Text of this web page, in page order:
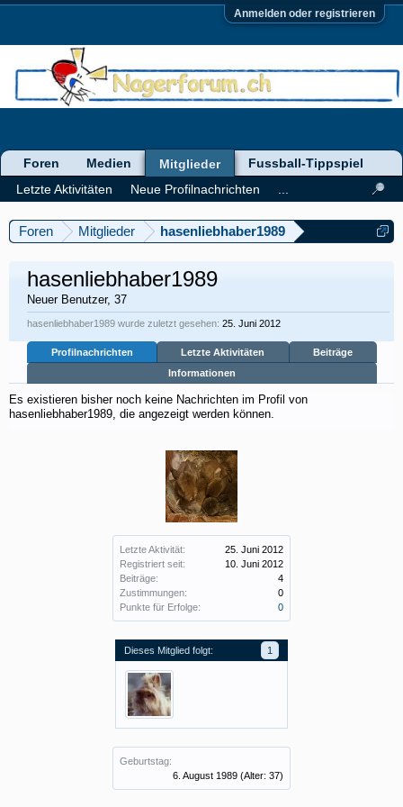
Anmelden oder registrieren
Foren Mitglieder hasenliebhaber1989
Letzte Aktivität:
25. Juni 2012
Registriert seit:
10. Juni 2012
Beiträge:
4
Zustimmungen:
0
Punkte für Erfolge:
0
Dieses Mitglied folgt: 1
Geburtstag:
6. August 1989 (Alter: 37)
hasenliebhaber1989
Neuer Benutzer, 37
hasenliebhaber1989 wurde zuletzt gesehen: 25. Juni 2012
Profilnachrichten Letzte Aktivitäten
Beiträge
Informationen
Es existieren bisher noch keine Nachrichten im Profil von
hasenliebhaber1989, die angezeigt werden können.
Foren Medien
Mitglieder
Letzte Aktivitäten
Neue Profilnachrichten
Fussball-Tippspiel